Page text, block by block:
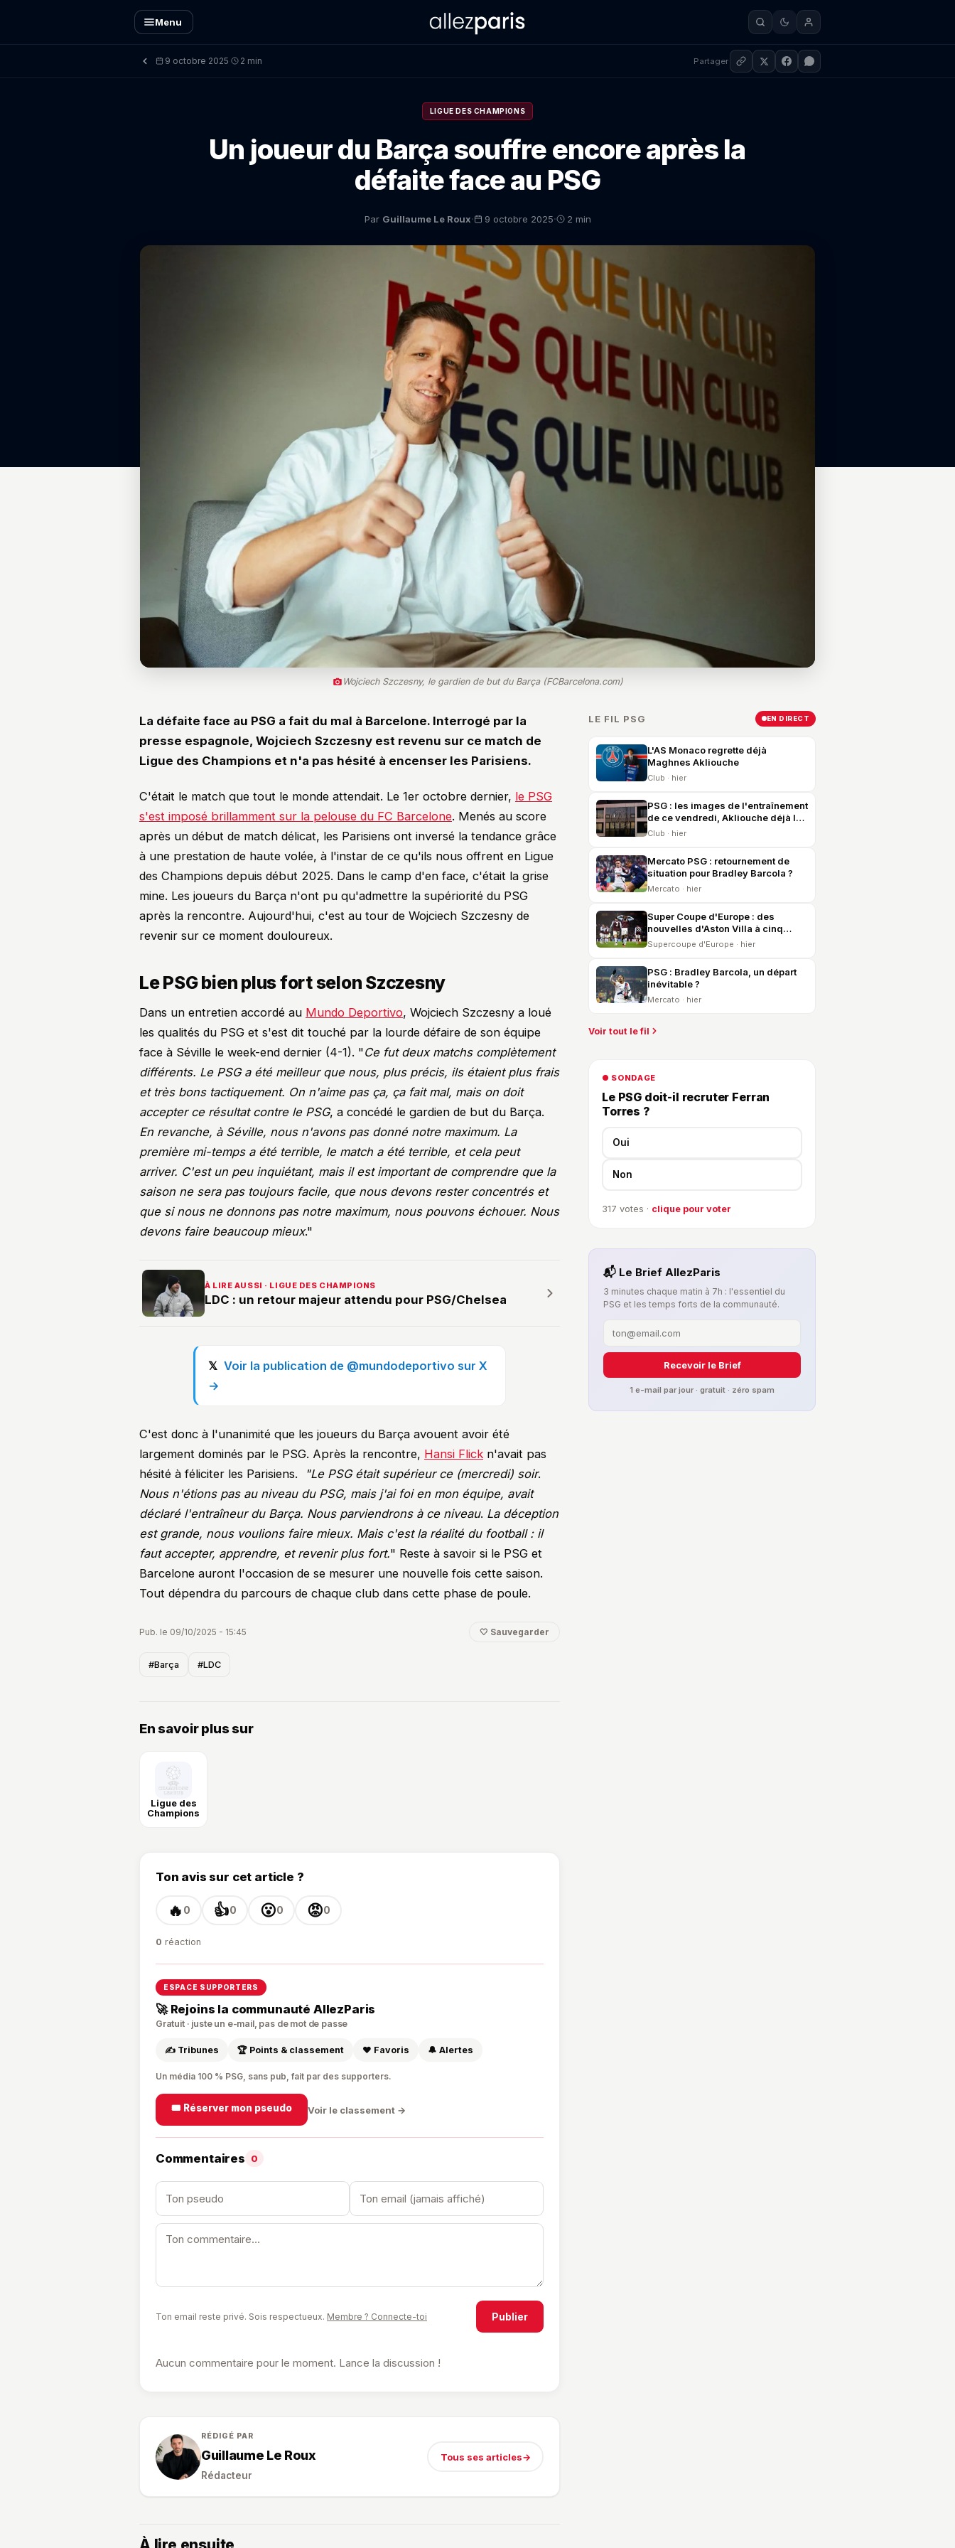
Menu
9 octobre 2025· 2 min Partager
LIGUE DES CHAMPIONS
Un joueur du Barça souffre encore après la
défaite face au PSG
Par Guillaume Le Roux· 9 octobre 2025· 2 min
Wojciech Szczesny, le gardien de but du Barça (FCBarcelona.com)
La défaite face au PSG a fait du mal à Barcelone. Interrogé par la
presse espagnole, Wojciech Szczesny est revenu sur ce match de
Ligue des Champions et n'a pas hésité à encenser les Parisiens.
C'était le match que tout le monde attendait. Le 1er octobre dernier, le PSG
s'est imposé brillamment sur la pelouse du FC Barcelone. Menés au score
après un début de match délicat, les Parisiens ont inversé la tendance grâce
à une prestation de haute volée, à l'instar de ce qu'ils nous offrent en Ligue
des Champions depuis début 2025. Dans le camp d'en face, c'était la grise
mine. Les joueurs du Barça n'ont pu qu'admettre la supériorité du PSG
après la rencontre. Aujourd'hui, c'est au tour de Wojciech Szczesny de
revenir sur ce moment douloureux.
Le PSG bien plus fort selon Szczesny
Dans un entretien accordé au Mundo Deportivo, Wojciech Szczesny a loué
les qualités du PSG et s'est dit touché par la lourde défaire de son équipe
face à Séville le week-end dernier (4-1). "Ce fut deux matchs complètement
différents. Le PSG a été meilleur que nous, plus précis, ils étaient plus frais
et très bons tactiquement. On n'aime pas ça, ça fait mal, mais on doit
accepter ce résultat contre le PSG, a concédé le gardien de but du Barça.
En revanche, à Séville, nous n'avons pas donné notre maximum. La
première mi-temps a été terrible, le match a été terrible, et cela peut
arriver. C'est un peu inquiétant, mais il est important de comprendre que la
saison ne sera pas toujours facile, que nous devons rester concentrés et
que si nous ne donnons pas notre maximum, nous pouvons échouer. Nous
devons faire beaucoup mieux."
À LIRE AUSSI · LIGUE DES CHAMPIONS
LDC : un retour majeur attendu pour PSG/Chelsea
Voir la publication de @mundodeportivo sur X
→
C'est donc à l'unanimité que les joueurs du Barça avouent avoir été
largement dominés par le PSG. Après la rencontre, Hansi Flick n'avait pas
hésité à féliciter les Parisiens.
"Le PSG était supérieur ce (mercredi) soir.
Nous n'étions pas au niveau du PSG, mais j'ai foi en mon équipe, avait
déclaré l'entraîneur du Barça. Nous parviendrons à ce niveau. La déception
est grande, nous voulions faire mieux. Mais c'est la réalité du football : il
faut accepter, apprendre, et revenir plus fort." Reste à savoir si le PSG et
Barcelone auront l'occasion de se mesurer une nouvelle fois cette saison.
Tout dépendra du parcours de chaque club dans cette phase de poule.
Pub. le 09/10/2025 - 15:45 🤍 Sauvegarder
#Barça #LDC
En savoir plus sur
Ligue des
Champions
Ton avis sur cet article ?
🔥 0 👍0 😮0 😡0
0 réaction
ESPACE SUPPORTERS
🚀 Rejoins la communauté AllezParis
Gratuit · juste un e-mail, pas de mot de passe
✍️ Tribunes 🏆 Points & classement ❤️ Favoris 🔔 Alertes
Un média 100 % PSG, sans pub, fait par des supporters.
🎟️ Réserver mon pseudo Voir le classement →
Commentaires 0
Ton email reste privé. Sois respectueux. Membre ? Connecte-toi Publier
Aucun commentaire pour le moment. Lance la discussion !
RÉDIGÉ PAR
Guillaume Le Roux
Rédacteur
Tous ses articles→
LE FIL PSG EN DIRECT
L'AS Monaco regrette déjà
Maghnes Akliouche
Club · hier
PSG : les images de l'entraînement
de ce vendredi, Akliouche déjà là
et United en vue
Club · hier
Mercato PSG : retournement de
situation pour Bradley Barcola ?
Mercato · hier
Super Coupe d'Europe : des
nouvelles d'Aston Villa à cinq
jours du PSG
Supercoupe d'Europe · hier
PSG : Bradley Barcola, un départ
inévitable ?
Mercato · hier
Voir tout le fil
● SONDAGE
Le PSG doit-il recruter Ferran
Torres ?
Oui
Non
317 votes · clique pour voter
📬 Le Brief AllezParis
3 minutes chaque matin à 7h : l'essentiel du
PSG et les temps forts de la communauté.
Recevoir le Brief
1 e-mail par jour · gratuit · zéro spam